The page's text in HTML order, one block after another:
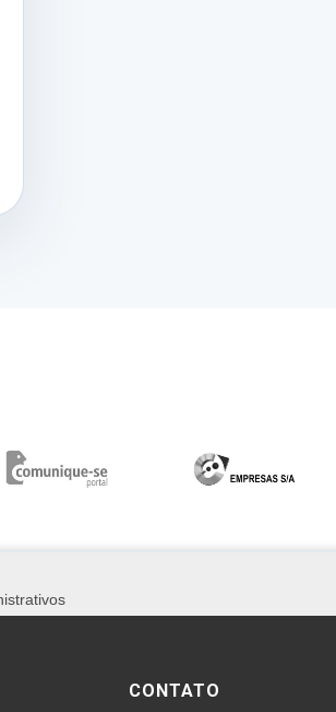
CONTATO